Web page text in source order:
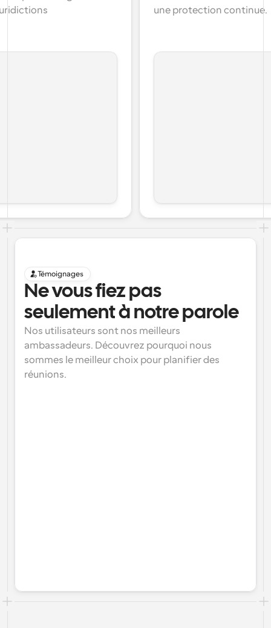
une protection continue.
Témoignages
Ne vous fiez pas
seulement à notre parole
Nos utilisateurs sont nos meilleurs
ambassadeurs. Découvrez pourquoi nous
sommes le meilleur choix pour planifier des
réunions.